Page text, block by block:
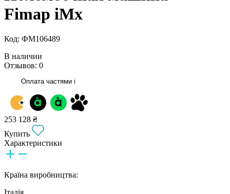
Fimap iMx
Код: ФМ106489
В наличии
Отзывов: 0
Оплата частями i
253 128 ₴
Купить
Характеристики
Країна виробництва:
Італія